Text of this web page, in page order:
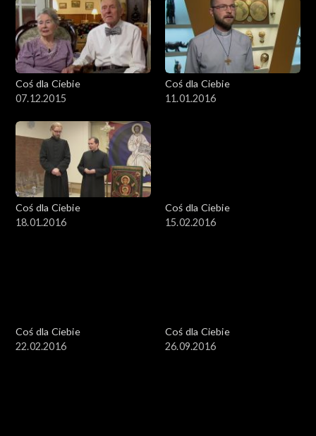
Coś dla Ciebie
07.12.2015
Coś dla Ciebie
11.01.2016
Coś dla Ciebie
18.01.2016
Coś dla Ciebie
15.02.2016
Coś dla Ciebie
22.02.2016
Coś dla Ciebie
26.09.2016